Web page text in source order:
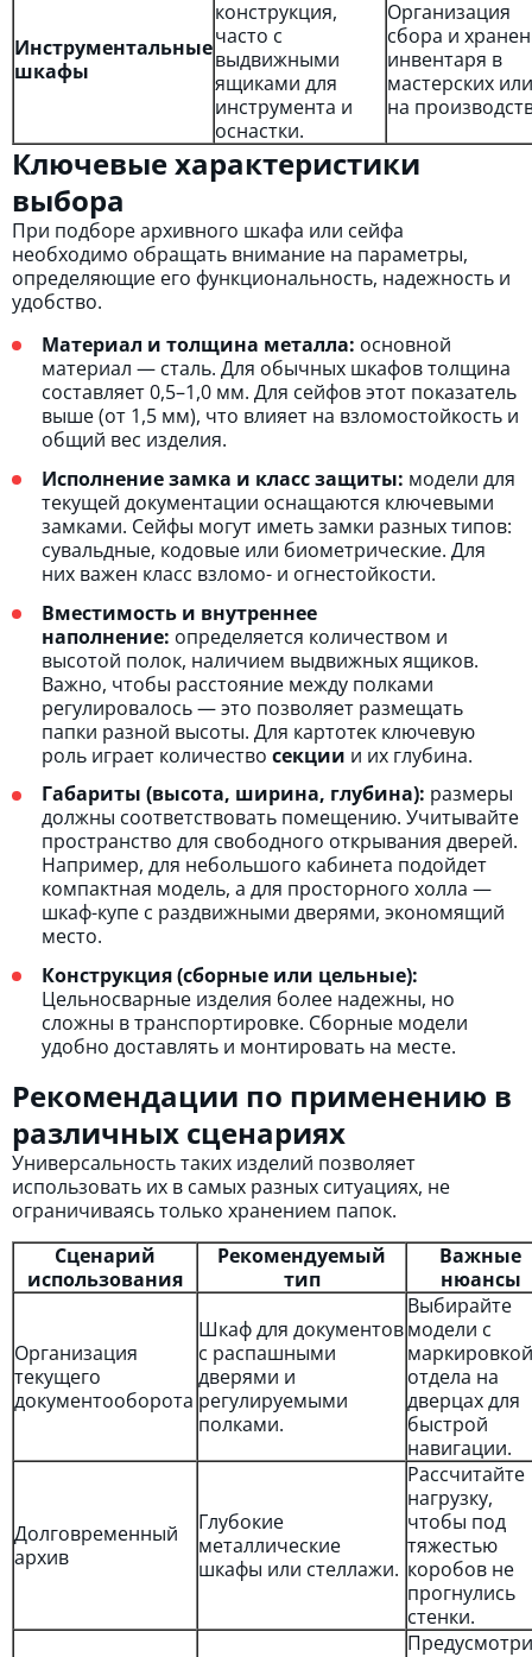
Инструментальные
шкафы
конструкция,
часто с
выдвижными
ящиками для
инструмента и
оснастки.
Организация
сбора и
инвентаря в
мастерских или
на
Ключевые характеристики
выбора
При подборе архивного шкафа или сейфа
необходимо обращать внимание на параметры,
определяющие его функциональность, надежность и
удобство.
Материал и толщина металла: основной
материал — сталь. Для обычных шкафов толщина
составляет 0,5–1,0 мм. Для сейфов этот показатель
выше (от 1,5 мм), что влияет на взломостойкость и
общий вес изделия.
Исполнение замка и класс защиты: модели для
текущей документации оснащаются ключевыми
замками. Сейфы могут иметь замки разных типов:
сувальдные, кодовые или биометрические. Для
них важен класс взломо- и огнестойкости.
Вместимость и внутреннее
наполнение: определяется количеством и
высотой полок, наличием выдвижных ящиков.
Важно, чтобы расстояние между полками
регулировалось — это позволяет размещать
папки разной высоты. Для картотек ключевую
роль играет количество секции и их глубина.
Габариты (высота, ширина, глубина): размеры
должны соответствовать помещению. Учитывайте
пространство для свободного открывания дверей.
Например, для небольшого кабинета подойдет
компактная модель, а для просторного холла —
шкаф-купе с раздвижными дверями, экономящий
место.
Конструкция (сборные или цельные):
Цельносварные изделия более надежны, но
сложны в транспортировке. Сборные модели
удобно доставлять и монтировать на месте.
Рекомендации по применению в
различных сценариях
Универсальность таких изделий позволяет
использовать их в самых разных ситуациях, не
ограничиваясь только хранением папок.
Сценарий
использования
Рекомендуемый
тип
Важные
нюансы
Организация
текущего
документооборота
Шкаф для документов
с распашными
дверями и
регулируемыми
полками.
Выбирайте
модели с
маркировкой
отдела на
дверцах для
быстрой
навигации.
Долговременный
архив
Глубокие
металлические
шкафы или стеллажи.
Рассчитайте
нагрузку,
чтобы под
тяжестью
коробов не
прогнулись
стенки.